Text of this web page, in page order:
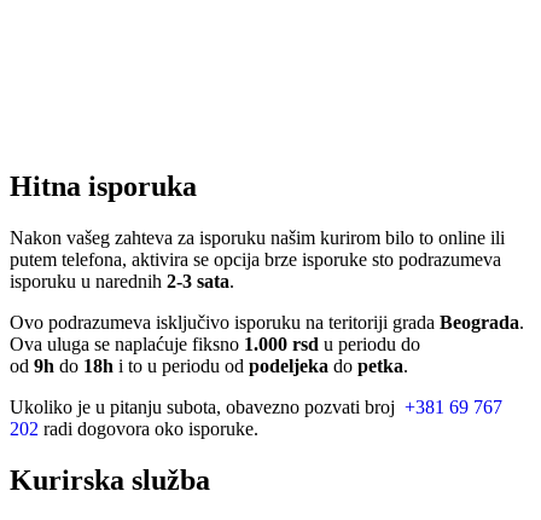
Hitna isporuka
Nakon vašeg zahteva za isporuku našim kurirom bilo to online ili
putem telefona, aktivira se opcija brze isporuke sto podrazumeva
isporuku u narednih 2-3 sata.
Ovo podrazumeva isključivo isporuku na teritoriji grada Beograda.
Ova uluga se naplaćuje fiksno 1.000 rsd u periodu do
od 9h do 18h i to u periodu od podeljeka do petka.
Ukoliko je u pitanju subota, obavezno pozvati broj +381 69 767
202 radi dogovora oko isporuke.
Kurirska služba